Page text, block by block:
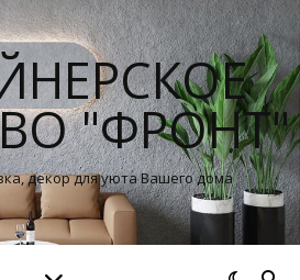
"ФРОНТ"
декор для уюта Вашего дома